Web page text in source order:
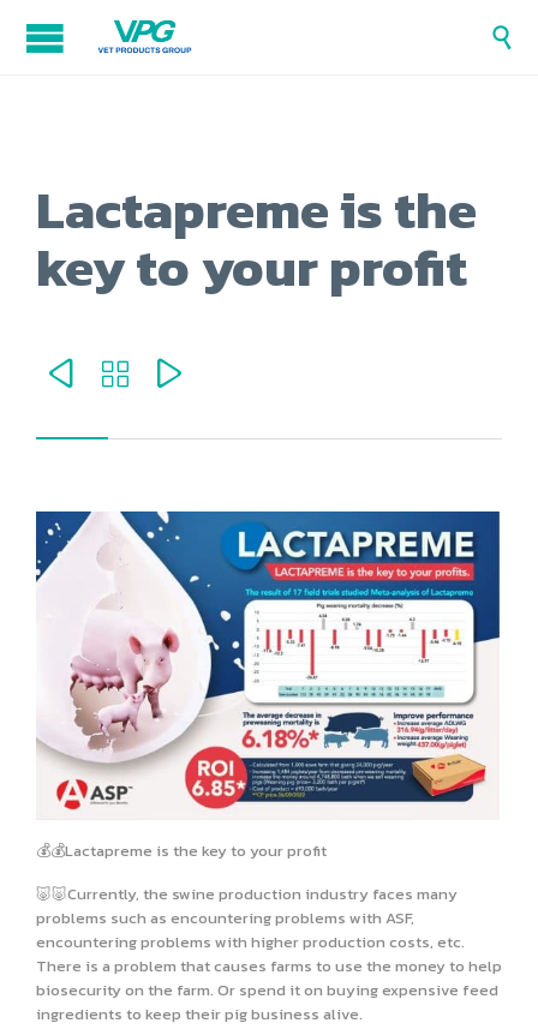

Lactapreme is the
key to your profit
  
💰💰Lactapreme is the key to your profit
🐷🐷Currently, the swine production industry faces many
problems such as encountering problems with ASF,
encountering problems with higher production costs, etc.
There is a problem that causes farms to use the money to help
biosecurity on the farm. Or spend it on buying expensive feed
ingredients to keep their pig business alive.